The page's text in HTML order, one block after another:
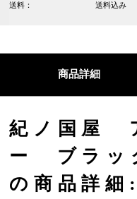
送料： 送料込み
商品詳細
紀ノ国屋
ー ブラッ
の商品詳細: